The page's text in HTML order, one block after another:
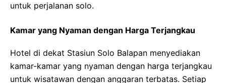
untuk perjalanan solo.
Kamar yang Nyaman dengan Harga Terjangkau
Hotel di dekat Stasiun Solo Balapan menyediakan
kamar-kamar yang nyaman dengan harga terjangkau
untuk wisatawan dengan anggaran terbatas. Setiap